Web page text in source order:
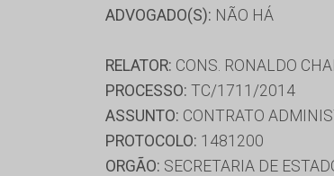
ADVOGADO(S): NÃO HÁ
RELATOR: CONS. RONALDO
PROCESSO: TC/1711/2014
ASSUNTO: CONTRATO
PROTOCOLO: 1481200
ORGÃO: SECRETARIA DE